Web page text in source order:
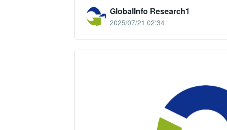
GlobalInfo Research1
2025/07/21 02:34